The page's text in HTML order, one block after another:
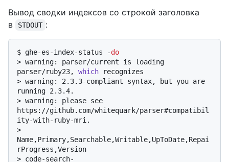
Вывод сводки индексов со строкой заголовка
в
STDOUT :
$ ghe-es-index-status -do
> warning: parser/current is loading
parser/ruby23, which recognizes
> warning: 2.3.3-compliant syntax, but you are
running 2.3.4.
> warning: please see
https://github.com/whitequark/parser#compatibil
ity-with-ruby-mri.
Name,Primary,Searchable,Writable,UpToDate,Repai
rProgress,Version
> code-search-